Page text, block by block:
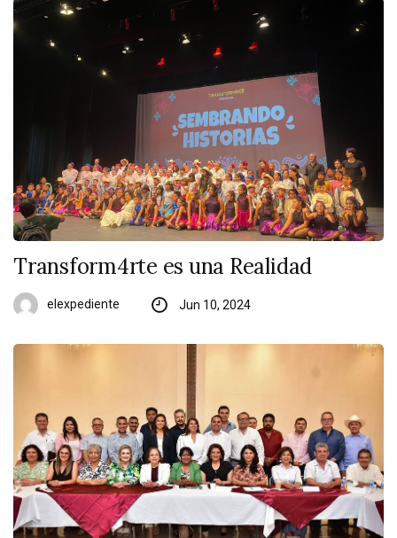
Transform4rte es una Realidad
elexpediente Jun 10, 2024